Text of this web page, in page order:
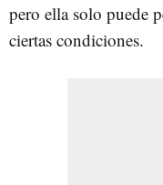
pero ella solo puede
ciertas condiciones.